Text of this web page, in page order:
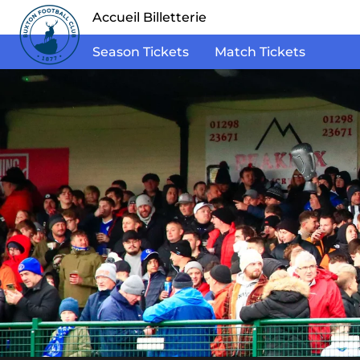
Accueil Billetterie
Season Tickets Match Tickets